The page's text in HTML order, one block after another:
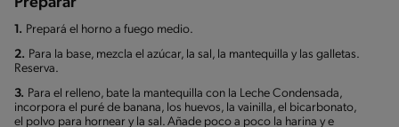
1. Prepará el horno a fuego medio.
2. Para la base, mezcla el azúcar, la sal, la mantequilla y las galletas.
Reserva.
3. Para el relleno, bate la mantequilla con la Leche Condensada,
incorpora el puré de banana, los huevos, la vainilla, el bicarbonato,
el polvo para hornear y la sal. Añade poco a poco la harina y e